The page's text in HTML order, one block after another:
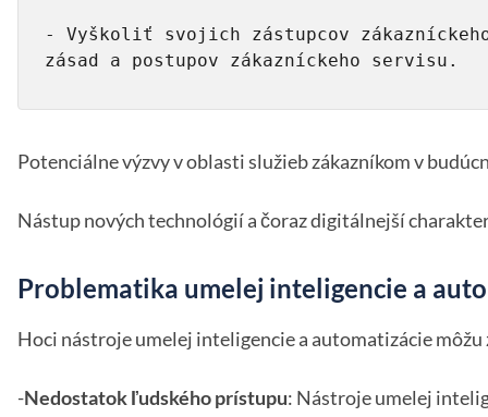
- Vyškoliť svojich zástupcov
zásad a postupov zákazníckeho servisu.
Potenciálne výzvy v oblasti služieb zákazníkom v
Nástup nových technológií a čoraz digitálnejší
Problematika umelej inteligencie a
Hoci nástroje umelej inteligencie a automatizácie
-Nedostatok ľudského prístupu: Nástroje umelej